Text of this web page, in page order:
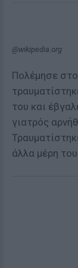
@wikipedia.org
Πολέμησε
του και
γιατρός
άλλα μέρη